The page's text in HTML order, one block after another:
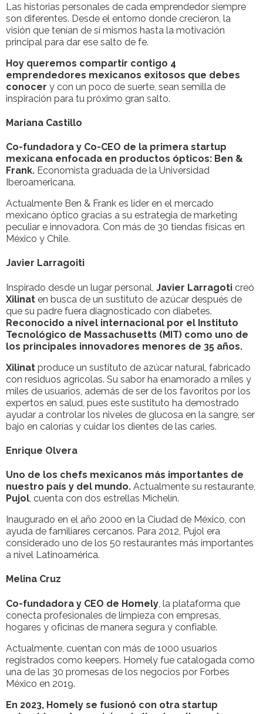
Las historias personales de cada emprendedor siempre
son diferentes. Desde el entorno donde crecieron, la
visión que tenían de sí mismos hasta la motivación
principal para dar ese salto de fe.
Hoy queremos compartir contigo 4
emprendedores mexicanos exitosos que debes
conocer y con un poco de suerte, sean semilla de
inspiración para tu próximo gran salto.
Mariana Castillo
Co-fundadora y Co-CEO de la primera startup
mexicana enfocada en productos ópticos: Ben &
Frank. Economista graduada de la Universidad
Iberoamericana.
Actualmente Ben & Frank es líder en el mercado
mexicano óptico gracias a su estrategia de marketing
peculiar e innovadora. Con más de 30 tiendas físicas en
México y Chile.
Javier Larragoiti
Inspirado desde un lugar personal, Javier Larragoti creó
Xilinat en busca de un sustituto de azúcar después de
que su padre fuera diagnosticado con diabetes.
Reconocido a nivel internacional por el Instituto
Tecnológico de Massachusetts (MIT) como uno de
los principales innovadores menores de 35 años.
Xilinat produce un sustituto de azúcar natural, fabricado
con residuos agrícolas. Su sabor ha enamorado a miles y
miles de usuarios, además de ser de los favoritos por los
expertos en salud, pues este sustituto ha demostrado
ayudar a controlar los niveles de glucosa en la sangre, ser
bajo en calorías y cuidar los dientes de las caries.
Enrique Olvera
Uno de los chefs mexicanos más importantes de
nuestro país y del mundo. Actualmente su restaurante,
Pujol, cuenta con dos estrellas Michelín.
Inaugurado en el año 2000 en la Ciudad de México, con
ayuda de familiares cercanos. Para 2012, Pujol era
considerado uno de los 50 restaurantes más importantes
a nivel Latinoamérica.
Melina Cruz
Co-fundadora y CEO de Homely , la plataforma que
conecta profesionales de limpieza con empresas,
hogares y oficinas de manera segura y confiable.
Actualmente, cuentan con más de 1000 usuarios
registrados como keepers. Homely fue catalogada como
una de las 30 promesas de los negocios por Forbes
México en 2019.
En 2023, Homely se fusionó con otra startup